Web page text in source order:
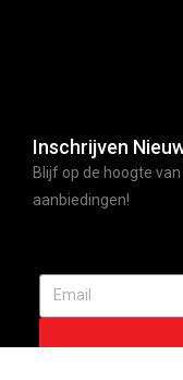
Inschrijven
Blijf op de hoogte
aanbiedingen!